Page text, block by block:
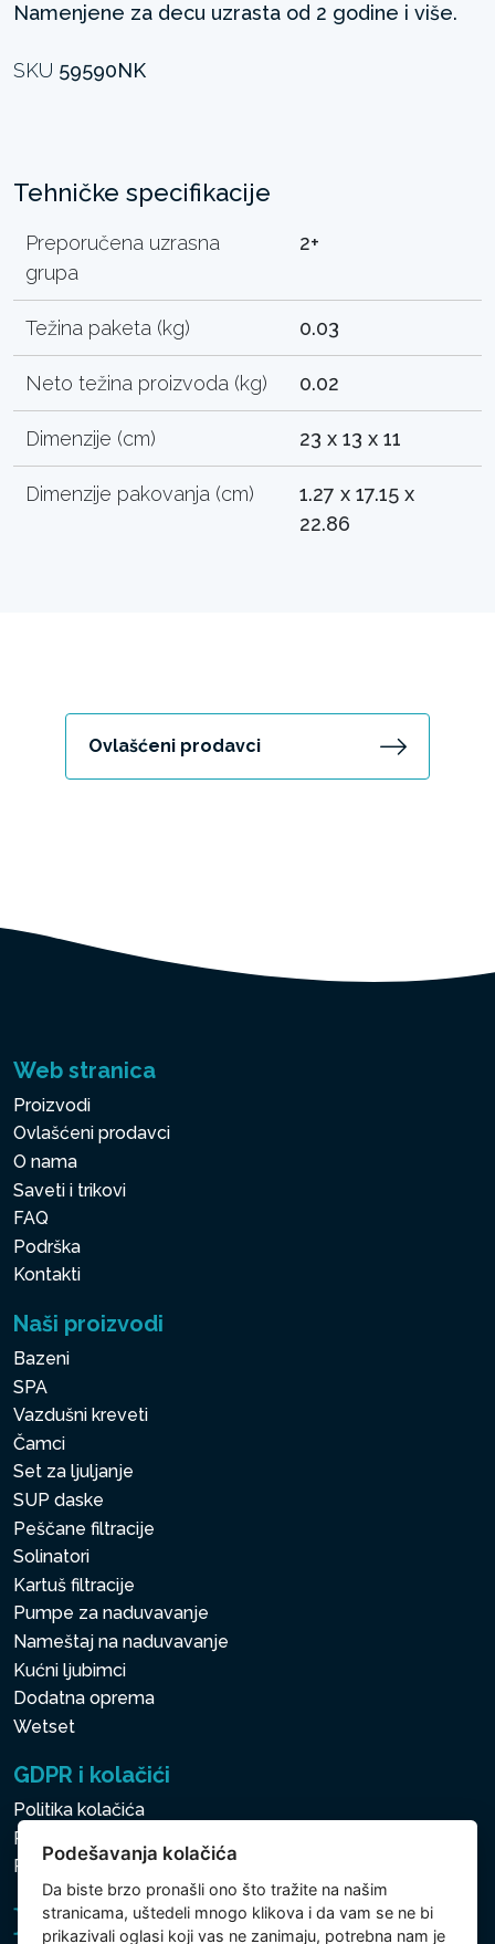
Namenjene za decu uzrasta od 2 godine i više.
SKU 59590NK
Tehničke specifikacije
Preporučena uzrasna
grupa
2+
Težina paketa (kg) 0.03
Neto težina proizvoda (kg) 0.02
Dimenzije (cm) 23 x 13 x 11
Dimenzije pakovanja (cm)
1.27 x 17.15 x
22.86
Ovlašćeni prodavci
Web stranica
Proizvodi
Ovlašćeni prodavci
O nama
Saveti i trikovi
FAQ
Podrška
Kontakti
Naši proizvodi
Bazeni
SPA
Vazdušni kreveti
Čamci
Set za ljuljanje
SUP daske
Peščane filtracije
Solinatori
Kartuš filtracije
Pumpe za naduvavanje
Nameštaj na naduvavanje
Kućni ljubimci
Dodatna oprema
Wetset
GDPR i kolačići
Politika kolačića
Politika zaštite ličnih i drugih obrađivanih podataka
Politika kolačića
Podešavanja kolačića
Da biste brzo pronašli ono što tražite na našim
stranicama, uštedeli mnogo klikova i da vam se ne bi
prikazivali oglasi koji vas ne zanimaju, potrebna nam je